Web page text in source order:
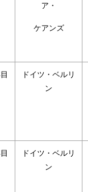
ア・
ケアンズ
ドイツ・ベルリ
ン
ドイツ・ベルリ
ン